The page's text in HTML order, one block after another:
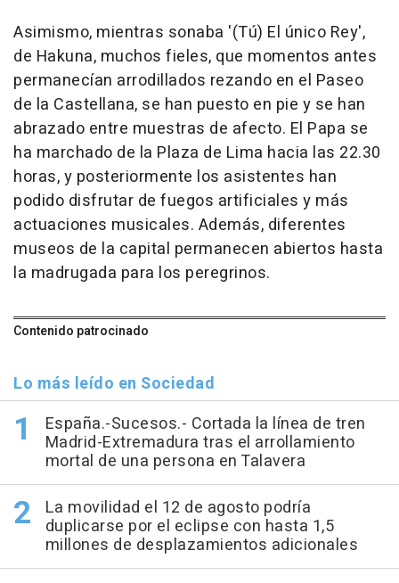
Asimismo, mientras sonaba '(Tú) El único Rey',
de Hakuna, muchos fieles, que momentos antes
permanecían arrodillados rezando en el Paseo
de la Castellana, se han puesto en pie y se han
abrazado entre muestras de afecto. El Papa se
ha marchado de la Plaza de Lima hacia las 22.30
horas, y posteriormente los asistentes han
podido disfrutar de fuegos artificiales y más
actuaciones musicales. Además, diferentes
museos de la capital permanecen abiertos hasta
la madrugada para los peregrinos.
Contenido patrocinado
Lo más leído en Sociedad
España.-Sucesos.- Cortada la línea de tren
Madrid-Extremadura tras el arrollamiento
mortal de una persona en Talavera
La movilidad el 12 de agosto podría
duplicarse por el eclipse con hasta 1,5
millones de desplazamientos adicionales